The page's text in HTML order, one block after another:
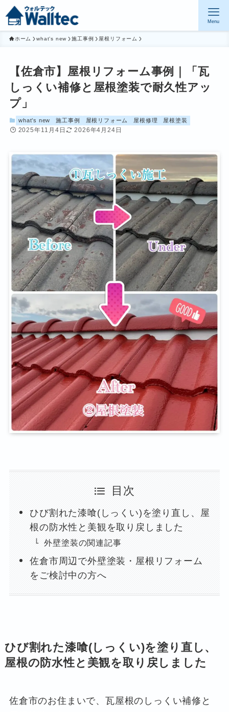
Menu
ホーム what’s new 施工事例 屋根リフォーム
【佐倉市】屋根リフォーム事例｜「瓦
しっくい補修と屋根塗装で耐久性アッ
プ」
what’s new 施工事例 屋根リフォーム 屋根修理 屋根塗装
2025年11月4日 2026年4月24日
目次
ひび割れた漆喰(しっくい)を塗り直し、屋
根の防水性と美観を取り戻しました
外壁塗装の関連記事
佐倉市周辺で外壁塗装・屋根リフォーム
をご検討中の方へ
ひび割れた漆喰(しっくい)を塗り直し、
屋根の防水性と美観を取り戻しました
佐倉市のお住まいで、瓦屋根のしっくい補修と